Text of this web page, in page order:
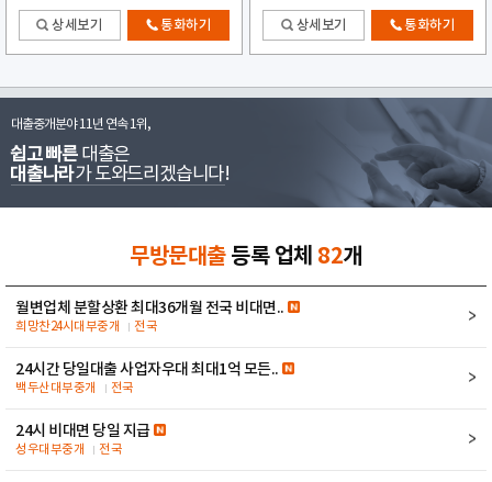
상세보기 통화하기 상세보기 통화하기
대출중개분야 11년 연속 1위,
쉽고 빠른 대출은
대출나라가 도와드리겠습니다!
무방문대출등록 업체 82개
월변업체 분할상환 최대36개월 전국 비대면..
희망찬24시대부중개 전국
24시간 당일대출 사업자우대 최대1억 모든..
백두산대부중개 전국
24시 비대면 당일 지급
성우대부중개 전국